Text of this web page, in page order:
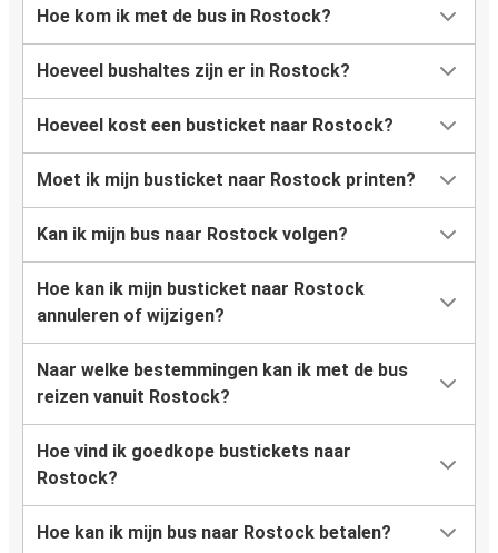
Hoe kom ik met de bus in Rostock?
Hoeveel bushaltes zijn er in Rostock?
Hoeveel kost een busticket naar Rostock?
Moet ik mijn busticket naar Rostock printen?
Kan ik mijn bus naar Rostock volgen?
Hoe kan ik mijn busticket naar Rostock
annuleren of wijzigen?
Naar welke bestemmingen kan ik met de bus
reizen vanuit Rostock?
Hoe vind ik goedkope bustickets naar
Rostock?
Hoe kan ik mijn bus naar Rostock betalen?